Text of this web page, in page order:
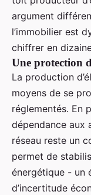
argument
l’immobilier est
chiffrer en
Une protection
La production
moyens de se
réglementés. En
dépendance aux
réseau reste un
permet de
énergétique - un
d’incertitude